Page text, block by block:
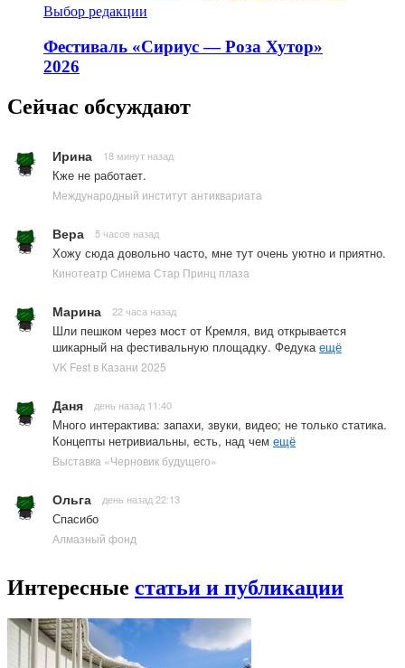
Выбор редакции
Фестиваль «Сириус — Роза Хутор»
2026
Сейчас обсуждают
Ирина 18 минут назад
Кже не работает.
Международный институт антиквариата
Вера 5 часов назад
Хожу сюда довольно часто, мне тут очень уютно и приятно.
Кинотеатр Синема Стар Принц плаза
Марина 22 часа назад
Шли пешком через мост от Кремля, вид открывается
шикарный на фестивальную площадку. Федукаещё
VK Fest в Казани 2025
Даня день назад 11:40
Много интерактива: запахи, звуки, видео; не только статика.
Концепты нетривиальны, есть, над чем ещё
Выставка «Черновик будущего»
Ольга день назад 22:13
Спасибо
Алмазный фонд
Интересные статьи и публикации